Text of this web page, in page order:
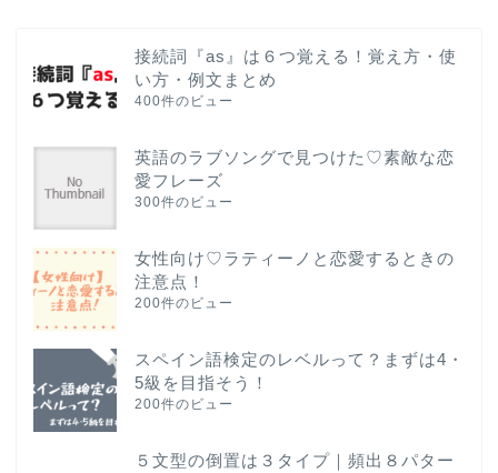
接続詞『as』は６つ覚える！覚え方・使
い方・例文まとめ
400件のビュー
英語のラブソングで見つけた♡素敵な恋
愛フレーズ
300件のビュー
女性向け♡ラティーノと恋愛するときの
注意点！
200件のビュー
スペイン語検定のレベルって？まずは4・
5級を目指そう！
200件のビュー
５文型の倒置は３タイプ｜頻出８パター